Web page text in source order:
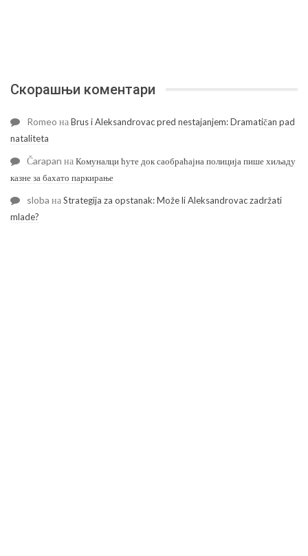
Скорашњи коментари
Romeo наBrus i Aleksandrovac pred nestajanjem: Dramatičan pad
nataliteta
Čarapan наКомуналци ћуте док саобраћајна полиција пише хиљаду
казне за бахато паркирање
sloba наStrategija za opstanak: Može li Aleksandrovac zadržati
mlade?